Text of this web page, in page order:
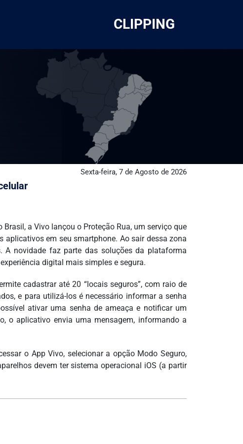
CLIPPING
Sexta-feira, 7 de Agosto de 2026
a Vivo lançou o Proteção Rua, um serviço que
em seu smartphone. Ao sair dessa zona
A novidade faz parte das soluções da plataforma
digital mais simples e segura.
cadastrar até 20 “locais seguros”, com raio de
e para utilizá-los é necessário informar a senha
ativar uma senha de ameaça e notificar um
o aplicativo envia uma mensagem, informando a
o App Vivo, selecionar a opção Modo Seguro,
devem ter sistema operacional iOS (a partir